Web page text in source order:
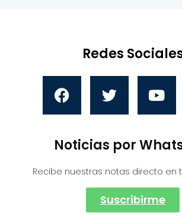
Redes
Noticias por
Recibe nuestras notas directo en
Suscribirme